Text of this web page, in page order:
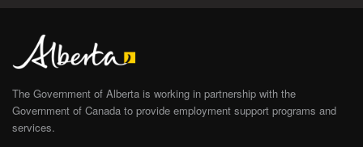
The Government of Alberta is working in partnership with the
Government of Canada to provide employment support programs and
services.